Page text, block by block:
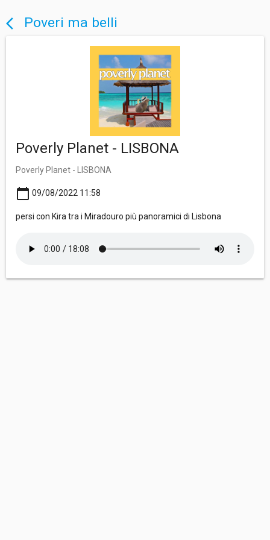
arrow_back_ios Poveri ma belli
Poverly Planet - LISBONA
Poverly Planet - LISBONA
calendar_today 09/08/2022 11:58
persi con Kira tra i Miradouro più panoramici di Lisbona